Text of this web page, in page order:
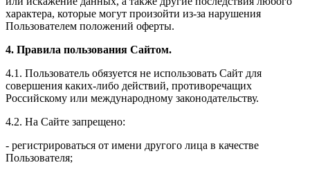
характера, которые могут произойти из-за нарушения
Пользователем положений оферты.
4. Правила пользования Сайтом.
4.1. Пользователь обязуется не использовать Сайт для
совершения каких-либо действий, противоречащих
Российскому или международному законодательству.
4.2. На Сайте запрещено:
- регистрироваться от имени другого лица в качестве
Пользователя;